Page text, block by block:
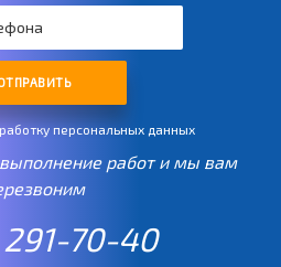
персональных данных
выполнение работ и мы вам
70-40